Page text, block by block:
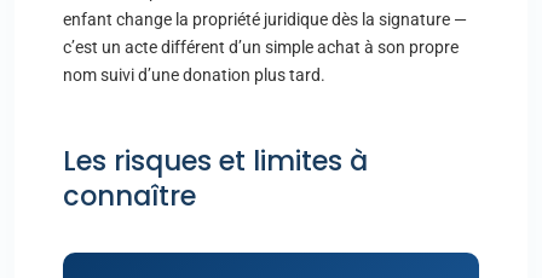
enfant change la propriété juridique dès la signature —
c’est un acte différent d’un simple achat à son propre
nom suivi d’une donation plus tard.
Les risques et limites à
connaître